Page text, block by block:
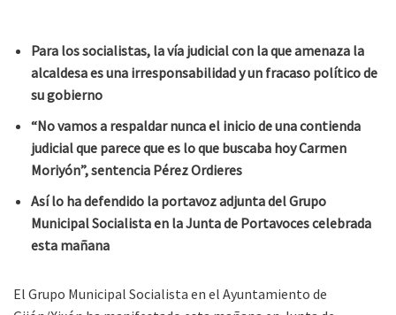
Para los socialistas, la vía judicial con la que amenaza la
alcaldesa es una irresponsabilidad y un fracaso político de
su gobierno
“No vamos a respaldar nunca el inicio de una contienda
judicial que parece que es lo que buscaba hoy Carmen
Moriyón”, sentencia Pérez Ordieres
Así lo ha defendido la portavoz adjunta del Grupo
Municipal Socialista en la Junta de Portavoces celebrada
esta mañana
El Grupo Municipal Socialista en el Ayuntamiento de